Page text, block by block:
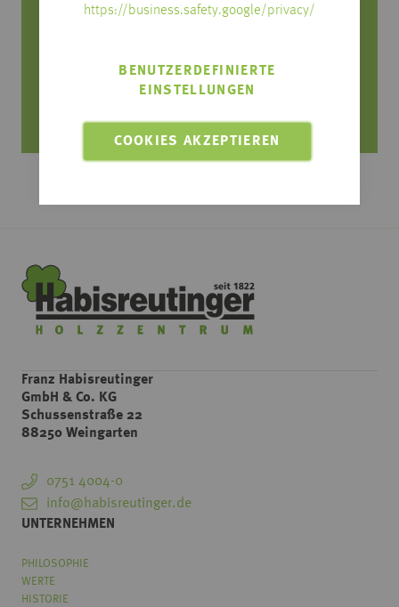
https://business.safety.google/privacy/
COOKIES AKZEPTIEREN
BENUTZERDEFINIERTE
EINSTELLUNGEN
GmbH & Co. KG
Schussenstraße 22
88250 Weingarten
Franz Habisreutinger
GmbH & Co. KG
Schussenstraße 22
88250 Weingarten
0751 4004-0
info@habisreutinger.de
UNTERNEHMEN
PHILOSOPHIE
WERTE
HISTORIE